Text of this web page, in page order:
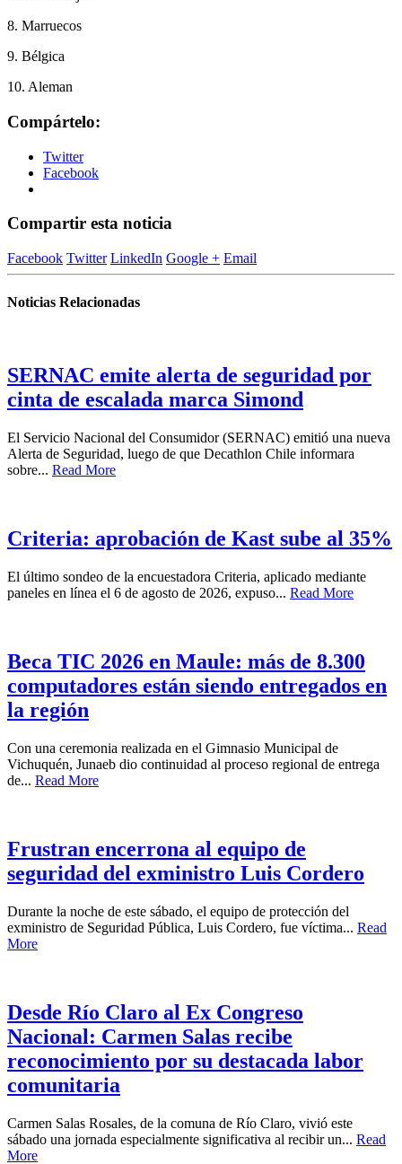
8. Marruecos
9. Bélgica
10. Aleman
Compártelo:
Twitter
Facebook
Compartir esta noticia
Facebook Twitter LinkedIn Google + Email
Noticias Relacionadas
SERNAC emite alerta de seguridad por
cinta de escalada marca Simond
El Servicio Nacional del Consumidor (SERNAC) emitió una nueva
Alerta de Seguridad, luego de que Decathlon Chile informara
sobre... Read More
Criteria: aprobación de Kast sube al 35%
El último sondeo de la encuestadora Criteria, aplicado mediante
paneles en línea el 6 de agosto de 2026, expuso... Read More
Beca TIC 2026 en Maule: más de 8.300
computadores están siendo entregados en
la región
Con una ceremonia realizada en el Gimnasio Municipal de
Vichuquén, Junaeb dio continuidad al proceso regional de entrega
de... Read More
Frustran encerrona al equipo de
seguridad del exministro Luis Cordero
Durante la noche de este sábado, el equipo de protección del
exministro de Seguridad Pública, Luis Cordero, fue víctima... Read
More
Desde Río Claro al Ex Congreso
Nacional: Carmen Salas recibe
reconocimiento por su destacada labor
comunitaria
Carmen Salas Rosales, de la comuna de Río Claro, vivió este
sábado una jornada especialmente significativa al recibir un... Read
More